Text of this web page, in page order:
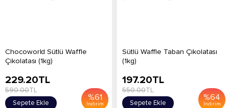
Chocoworld Sütlü Waffle
Çikolatası (1kg)
%61
İndirim
229.20TL
590.00TL
Sepete Ekle
Sütlü Waffle Taban Çikolatası
(1kg)
%64
İndirim
197.20TL
550.00TL
Sepete Ekle